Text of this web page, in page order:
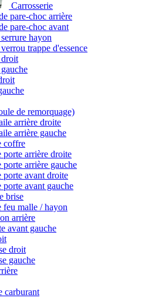
Carrosserie
pare-choc arrière
pare-choc avant
hayon
trappe d'essence
de remorquage)
arrière droite
arrière gauche
coffre
porte arrière droite
porte arrière gauche
porte avant droite
porte avant gauche
brise
feu malle / hayon
arrière
avant gauche
droit
gauche
carburant